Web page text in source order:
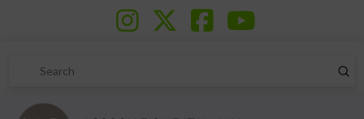
Search